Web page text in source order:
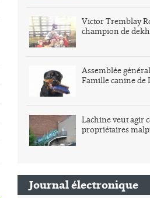
Victor Tremblay
champion de
Assemblée
Famille canine de
Lachine veut agir
propriétaires
Journal électronique